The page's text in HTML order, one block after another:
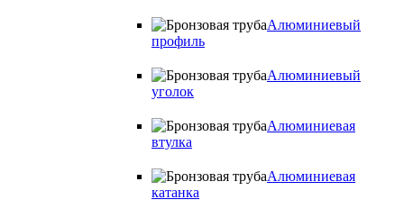
Алюминиевый
профиль
Алюминиевый
уголок
Алюминиевая
втулка
Алюминиевая
катанка